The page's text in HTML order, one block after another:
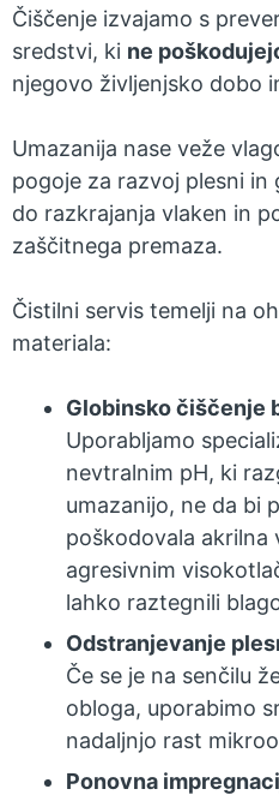
Čiščenje izvajamo s
sredstvi, ki ne
njegovo življenjsko dobo
Umazanija nase veže
pogoje za razvoj plesni in
do razkrajanja vlaken in
zaščitnega premaza.
Čistilni servis temelji na
materiala:
Globinsko čiščenje
Uporabljamo
nevtralnim pH, ki
umazanijo, ne da bi
poškodovala akrilna
agresivnim
lahko raztegnili
Odstranjevanje
Če se je na senčilu
obloga, uporabimo
nadaljnjo rast
Ponovna